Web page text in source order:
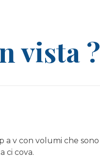
vista ?
a v con volumi che sono
ci cova.